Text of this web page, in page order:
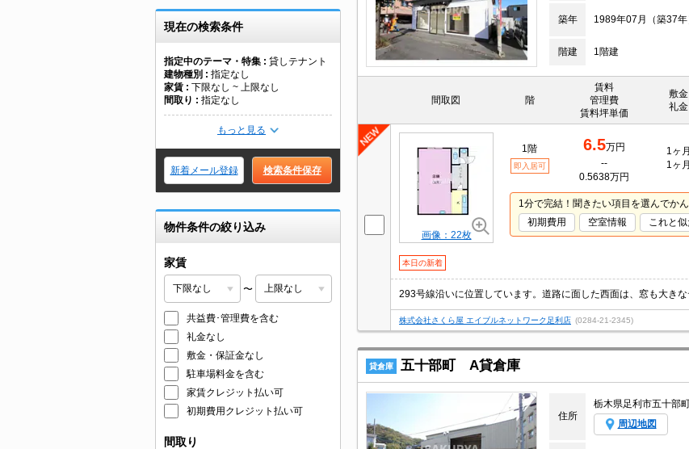
現在の検索条件
指定中のテーマ・特集
貸しテナント
建物種別
指定なし
家賃
下限なし ~ 上限なし
間取り
指定なし
もっと見る
新着メール登録 検索条件保存
物件条件の絞り込み
家賃
〜
共益費･管理費を含む
礼金なし
敷金・保証金なし
駐車場料金を含む
家賃クレジット払い可
初期費用クレジット払い可
間取り
築年 1989年07月（築37年
階建 1階建
間取図 階
賃料
管理費
賃料坪単価
敷金
礼金
画像：22枚
1階
即入居可
6.5万円
--
0.5638万円
1ヶ月
1ヶ月
1分で完結！聞きたい項目を選んでか
初期費用
空室情報 これと
本日の新着
293号線沿いに位置しています。道路に面した西面は、窓も大きな
株式会社さくら屋 エイブルネットワーク足利店 (0284-21-2345)
貸倉庫 五十部町 A貸倉庫
住所
栃木県足利市五十部
周辺地図